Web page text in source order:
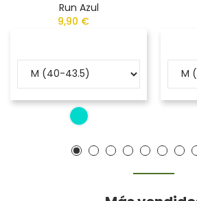
Run Azul
9,90 €